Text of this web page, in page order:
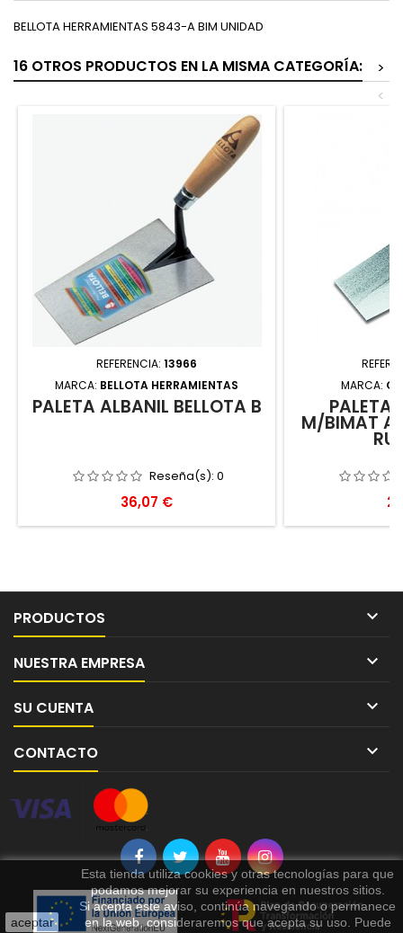
BELLOTA HERRAMIENTAS 5843-A BIM UNIDAD
16 OTROS PRODUCTOS EN LA MISMA CATEGORÍA:
>
<
REFERENCIA: 13966
MARCA: BELLOTA HERRAMIENTAS
PALETA ALBAÑIL BELLOTA B
Reseña(s): 0
Precio
36,07 €
MARCA:
PALETA
M/BIMAT
PRODUCTOS 
NUESTRA EMPRESA 
SU CUENTA 
CONTACTO 
aceptar
Esta tienda utiliza cookies y otras tecnologías para que
podamos mejorar su experiencia en nuestros sitios.
Si acepta este aviso, continúa navegando o permanece
en la web, consideraremos que acepta su uso. Puede